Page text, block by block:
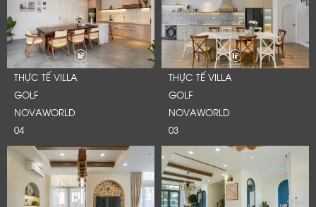
THỰC TẾ VILLA
GOLF
NOVAWORLD
04
THỰC TẾ VILLA
GOLF
NOVAWORLD
03